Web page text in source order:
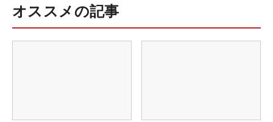
オススメの記事